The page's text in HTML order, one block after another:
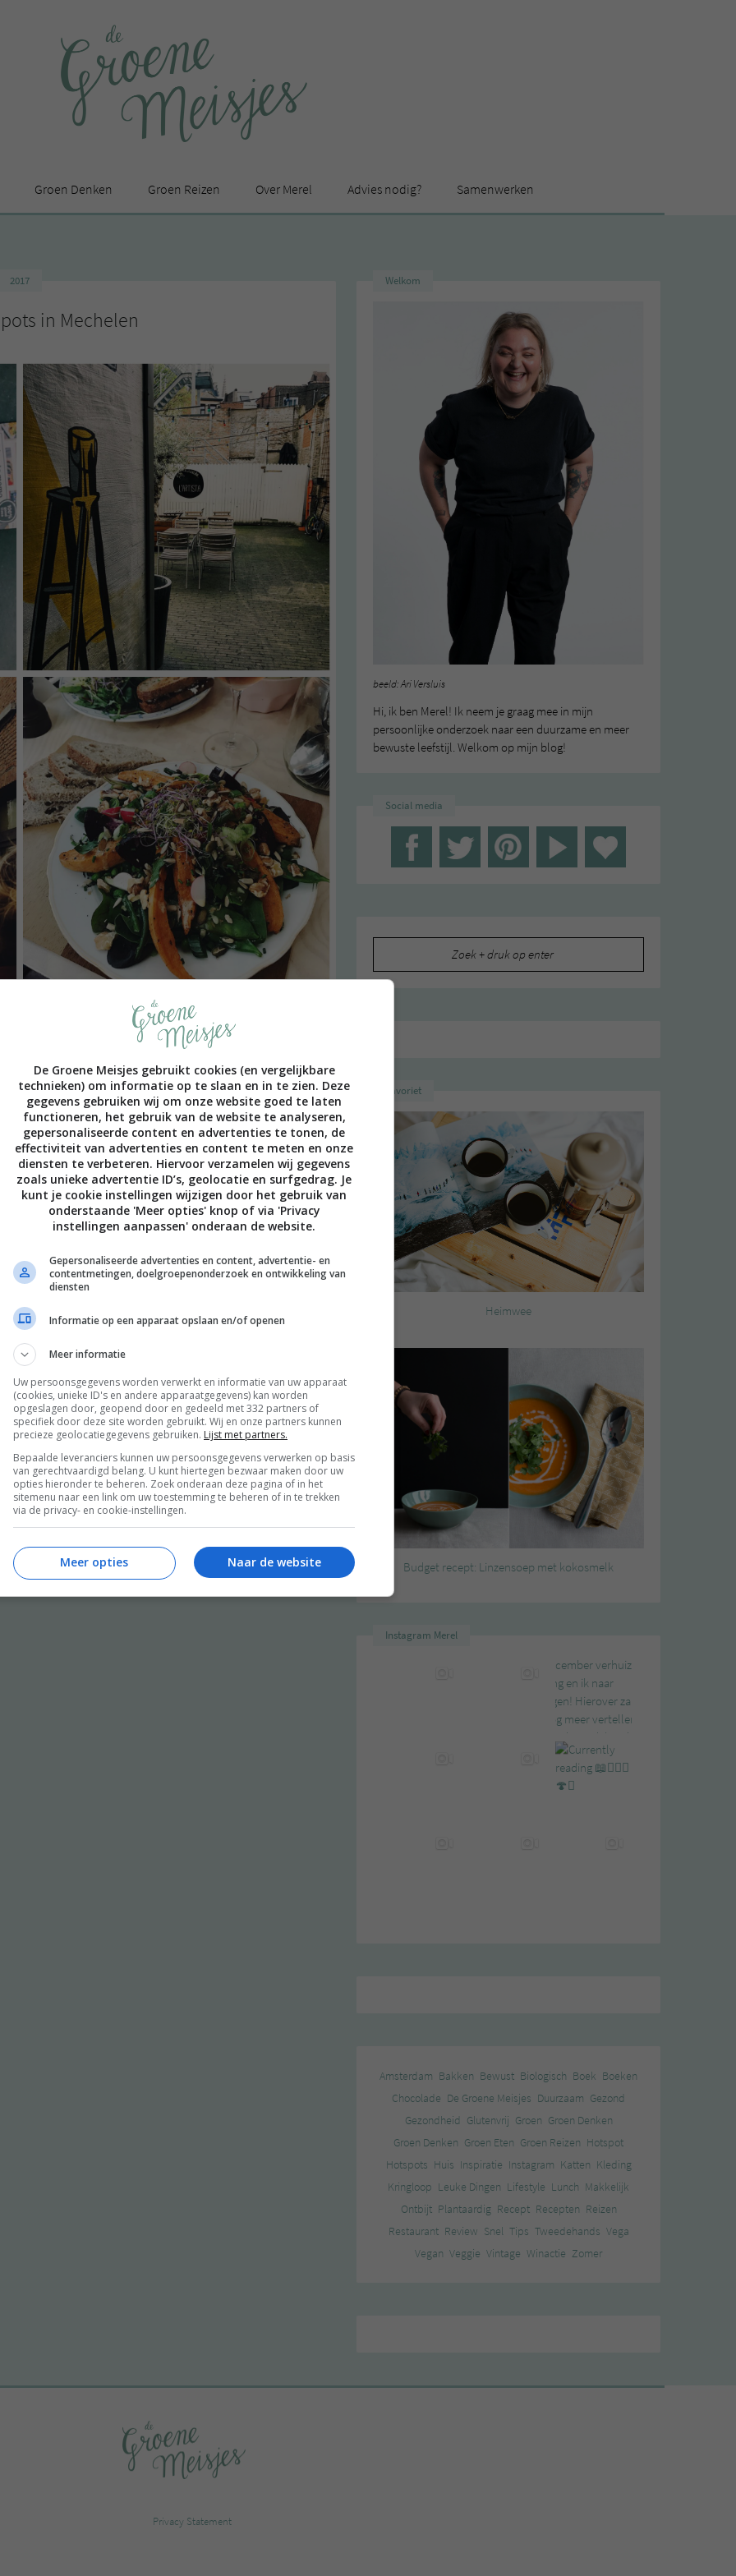
Groen Denken Groen Reizen Over Merel Advies nodig? Samenwerken
2017
in Mechelen
in Mechelen. Dat bleken er nogal wat te zijn.
TO MOMO ALLE 25 REACTIES BEKIJKEN
| NEXT PAGE »
Welkom
beeld: Ari Versluis
Hi, ik ben Merel! Ik neem je graag mee in mijn
persoonlijke onderzoek naar een duurzame en meer
bewuste leefstijl. Welkom op mijn blog!
Social media
Favoriet
Heimwee
Budget recept: Linzensoep met kokosmelk
Instagram Merel
Amsterdam Bakken Bewust Biologisch Boek Boeken
Chocolade De Groene Meisjes Duurzaam Gezond
Gezondheid Glutenvrij Groen Groen Denken
Groen Denken Groen Eten Groen Reizen Hotspot
Hotspots Huis Inspiratie Instagram Katten Kleding
Kringloop Leuke Dingen Lifestyle Lunch Makkelijk
Ontbijt Plantaardig Recept Recepten Reizen
Restaurant Review Snel Tips Tweedehands Vega
Vegan Veggie Vintage Winactie Zomer
Privacy Statement
De Groene Meisjes gebruikt cookies (en vergelijkbare
technieken) om informatie op te slaan en in te zien. Deze
gegevens gebruiken wij om onze website goed te laten
functioneren, het gebruik van de website te analyseren,
gepersonaliseerde content en advertenties te tonen, de
effectiviteit van advertenties en content te meten en onze
diensten te verbeteren. Hiervoor verzamelen wij gegevens
zoals unieke advertentie ID’s, geolocatie en surfgedrag. Je
kunt je cookie instellingen wijzigen door het gebruik van
onderstaande 'Meer opties' knop of via 'Privacy
instellingen aanpassen' onderaan de website.
Gepersonaliseerde advertenties en content, advertentie- en
contentmetingen, doelgroepenonderzoek en ontwikkeling van
diensten
Informatie op een apparaat opslaan en/of openen
Meer informatie
Uw persoonsgegevens worden verwerkt en informatie van uw apparaat
(cookies, unieke ID's en andere apparaatgegevens) kan worden
opgeslagen door, geopend door en gedeeld met 332 partners of
specifiek door deze site worden gebruikt. Wij en onze partners kunnen
precieze geolocatiegegevens gebruiken. Lijst met partners.
Bepaalde leveranciers kunnen uw persoonsgegevens verwerken op basis
van gerechtvaardigd belang. U kunt hiertegen bezwaar maken door uw
opties hieronder te beheren. Zoek onderaan deze pagina of in het
sitemenu naar een link om uw toestemming te beheren of in te trekken
via de privacy- en cookie-instellingen.
Naar de website
Meer opties